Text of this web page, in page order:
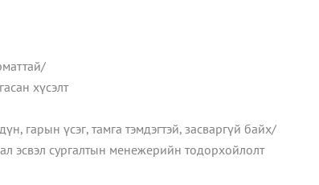
хүсэлт
гарын үсэг, тамга тэмдэгтэй, засваргүй байх/
эсвэл сургалтын менежерийн тодорхойлолт